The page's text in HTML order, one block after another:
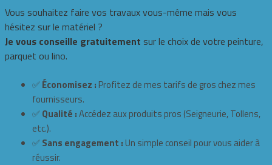
Vous souhaitez faire vos travaux vous-même mais vous
hésitez sur le matériel ?
Je vous conseille gratuitement sur le choix de votre peinture,
parquet ou lino.
✅ Économisez : Profitez de mes tarifs de gros chez mes
fournisseurs.
✅ Qualité :Accédez aux produits pros (Seigneurie, Tollens,
etc.).
✅ Sans engagement : Un simple conseil pour vous aider à
réussir.